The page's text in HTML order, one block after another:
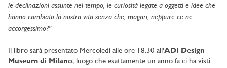
le declinazioni assunte nel tempo, le curiosità legate a oggetti e idee che
hanno cambiato la nostra vita senza che, magari, neppure ce ne
accorgessimo?"
Il libro sarà presentato Mercoledì alle ore 18.30 all'ADI Design
Museum di Milano, luogo che esattamente un anno fa ci ha visti